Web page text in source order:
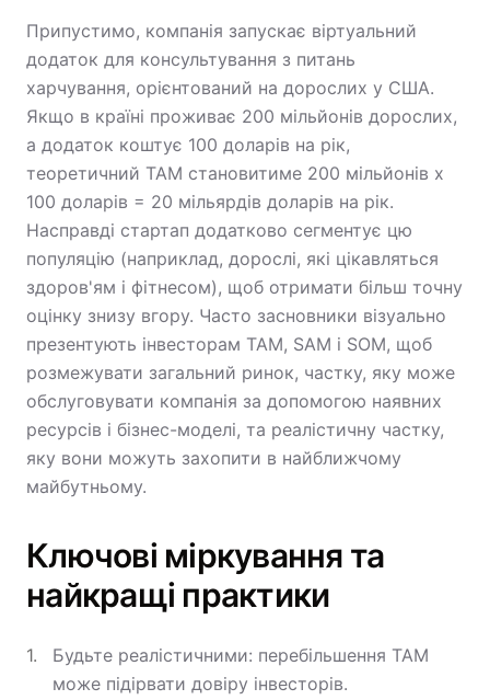
Припустимо, компанія запускає віртуальний
додаток для консультування з питань
харчування, орієнтований на дорослих у США.
Якщо в країні проживає 200 мільйонів дорослих,
а додаток коштує 100 доларів на рік,
теоретичний TAM становитиме 200 мільйонів x
100 доларів = 20 мільярдів доларів на рік.
Насправді стартап додатково сегментує цю
популяцію (наприклад, дорослі, які цікавляться
здоров'ям і фітнесом), щоб отримати більш точну
оцінку знизу вгору. Часто засновники візуально
презентують інвесторам TAM, SAM і SOM, щоб
розмежувати загальний ринок, частку, яку може
обслуговувати компанія за допомогою наявних
ресурсів і бізнес-моделі, та реалістичну частку,
яку вони можуть захопити в найближчому
майбутньому.
Ключові міркування та
найкращі практики
Будьте реалістичними: перебільшення TAM
може підірвати довіру інвесторів.